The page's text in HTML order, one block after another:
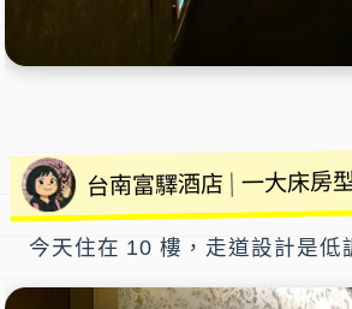
台南富驛酒店 | 一大床房
今天住在 10 樓，走道設計是低